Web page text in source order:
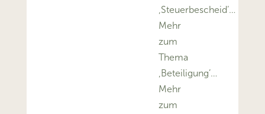
‚Steuerbescheid’…
Mehr
zum
Thema
‚Beteiligung’…
Mehr
zum